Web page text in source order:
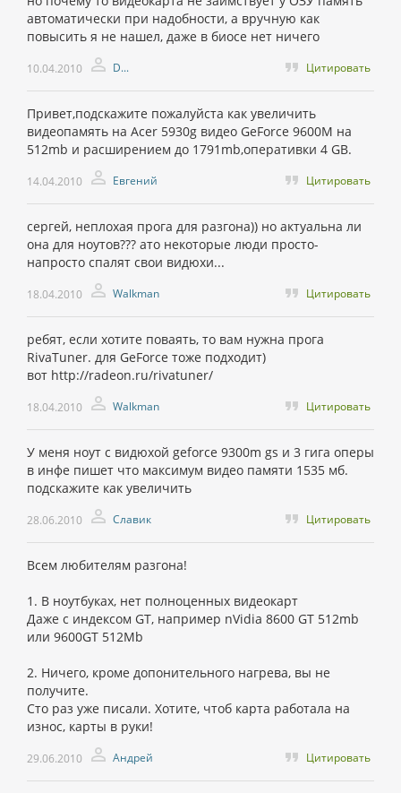
автоматически при надобности, а вручную как
повысить я не нашел, даже в биосе нет ничего
10.04.2010 D... Цитировать
Привет,подскажите пожалуйста как увеличить
видеопамять на Acer 5930g видео GeForce 9600M на
512mb и расширением до 1791mb,оперативки 4 GB.
14.04.2010 Евгений Цитировать
сергей, неплохая прога для разгона)) но актуальна ли
она для ноутов??? ато некоторые люди просто-
напросто спалят свои видюхи...
18.04.2010 Walkman Цитировать
ребят, если хотите поваять, то вам нужна прога
RivaTuner. для GeForce тоже подходит)
вот http://radeon.ru/rivatuner/
18.04.2010 Walkman Цитировать
У меня ноут с видюхой geforce 9300m gs и 3 гига оперы
в инфе пишет что максимум видео памяти 1535 мб.
подскажите как увеличить
28.06.2010 Славик Цитировать
Всем любителям разгона!
1. В ноутбуках, нет полноценных видеокарт
Даже с индексом GT, например nVidia 8600 GT 512mb
или 9600GT 512Mb
2. Ничего, кроме допонительного нагрева, вы не
получите.
Сто раз уже писали. Хотите, чтоб карта работала на
износ, карты в руки!
29.06.2010 Андрей Цитировать